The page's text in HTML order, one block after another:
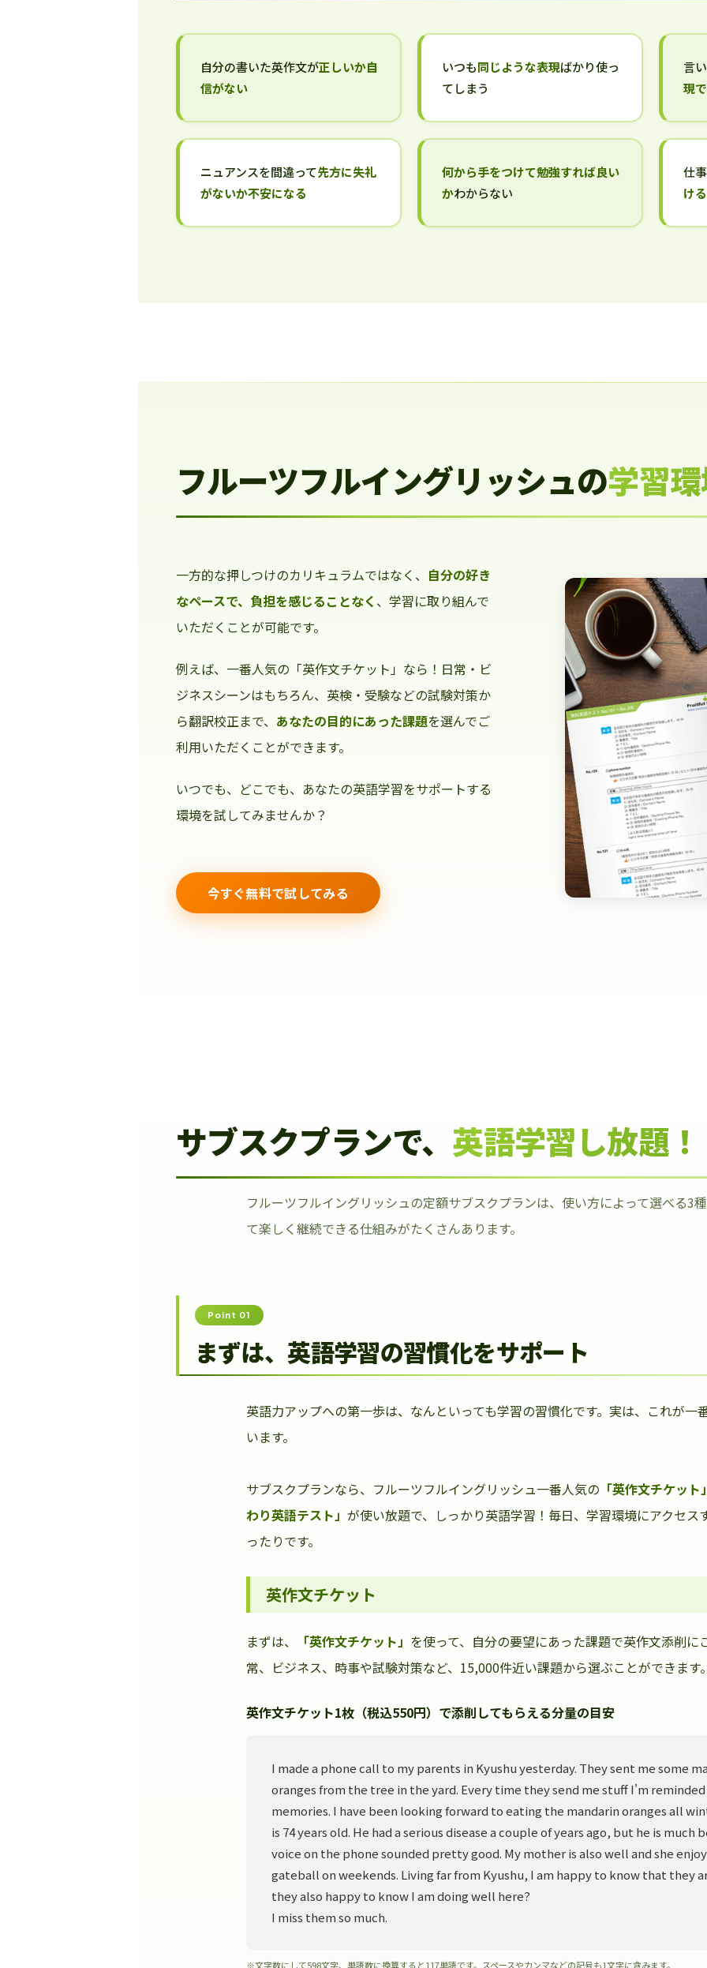
自分の書いた英作文が正しいか自
信がない
いつも同じような表現ばかり使っ
てしまう
言
現
ニュアンスを間違って先方に失礼
がないか不安になる
何から手をつけて勉強すれば良い
かわからない
仕
け
フルーツフルイングリッシュの学習
一方的な押しつけのカリキュラムではなく、 自分の好き
なペースで、負担を感じることなく 、学習に取り組んで
いただくことが可能です。
例えば、一番人気の「英作文チケット」なら！日常・ビ
ジネスシーンはもちろん、英検・受験などの試験対策か
ら翻訳校正まで、 あなたの目的にあった課題を選んでご
利用いただくことができます。
いつでも、どこでも、あなたの英語学習をサポートする
環境を試してみませんか？
今すぐ無料で試してみる
サブスクプランで、 英語学習し放題！
フルーツフルイングリッシュの定額サブスクプランは、使い方によって選べる3
て楽しく継続できる仕組みがたくさんあります。
Point 01
まずは、英語学習の習慣化をサポート
英語力アップへの第一歩は、なんといっても学習の習慣化です。実は、これが一
います。
サブスクプランなら、フルーツフルイングリッシュ一番人気の 「英作文チケット
わり英語テスト」 が使い放題で、しっかり英語学習！毎日、学習環境にアクセス
ったりです。
英作文チケット
まずは、 「英作文チケット」 を使って、自分の要望にあった課題で英作文添削に
常、ビジネス、時事や試験対策など、15,000件近い課題から選ぶことができます
英作文チケット1枚（税込550円）で添削してもらえる分量の目安
I made a phone call to my parents in Kyushu yesterday. They sent me some
oranges from the tree in the yard. Every time they send me stuff I'm
memories. I have been looking forward to eating the mandarin oranges all
is 74 years old. He had a serious disease a couple of years ago, but he is much
voice on the phone sounded pretty good. My mother is also well and she
gateball on weekends. Living far from Kyushu, I am happy to know that they
they also happy to know I am doing well here?
I miss them so much.
※文字数にして598文字、単語数に換算すると117単語です。スペースやカンマなどの記号も1文字に含みます。